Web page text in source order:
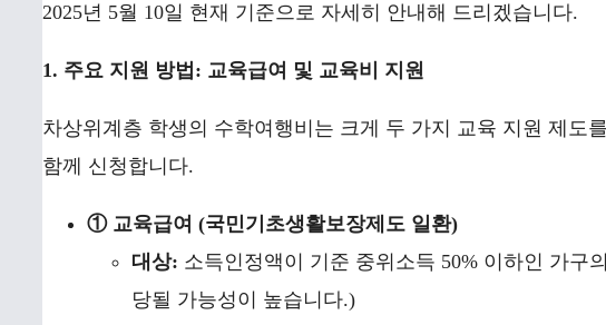
2025년 5월 10일 현재 기준으로 자세히 안내해 드리겠습니다.
1. 주요 지원 방법: 교육급여 및 교육비 지원
차상위계층 학생의 수학여행비는 크게 두 가지 교육 지원 제도
함께 신청합니다.
① 교육급여 (국민기초생활보장제도 일환)
대상: 소득인정액이 기준 중위소득 50% 이하인 가구
당될 가능성이 높습니다.)